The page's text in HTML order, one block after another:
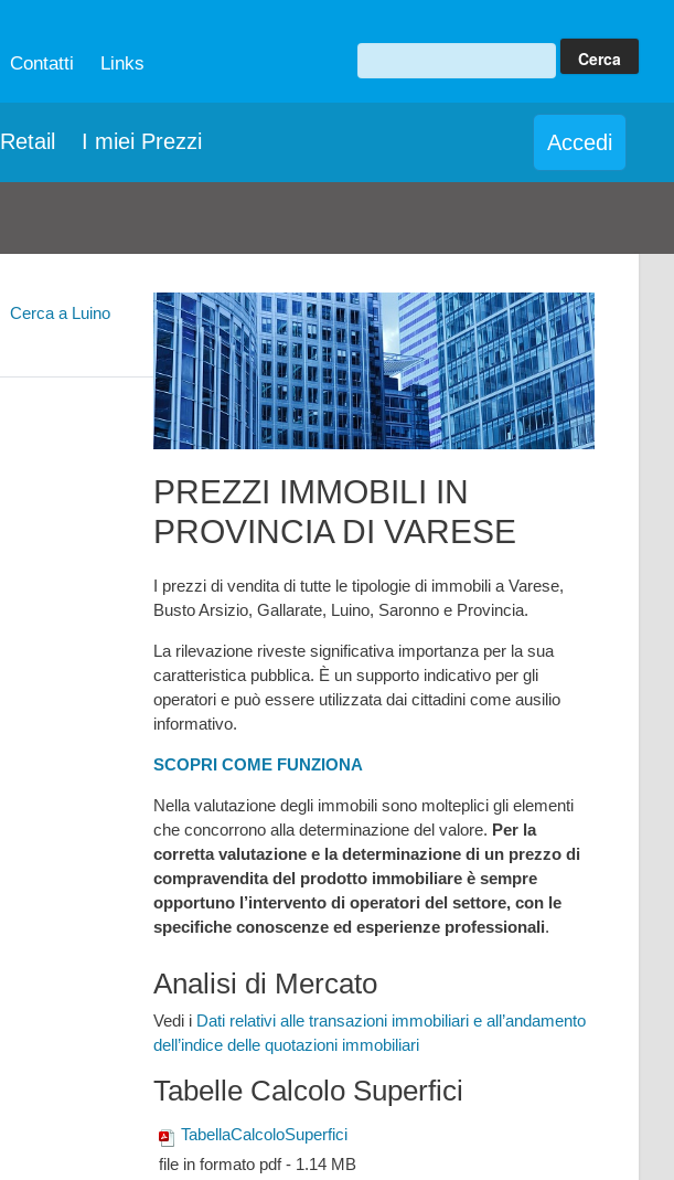
Contatti Links
Retail I miei Prezzi Accedi
Cerca a Luino
PREZZI IMMOBILI IN
PROVINCIA DI VARESE
I prezzi di vendita di tutte le tipologie di immobili a Varese,
Busto Arsizio, Gallarate, Luino, Saronno e Provincia.
La rilevazione riveste significativa importanza per la sua
caratteristica pubblica. È un supporto indicativo per gli
operatori e può essere utilizzata dai cittadini come ausilio
informativo.
SCOPRI COME FUNZIONA
Nella valutazione degli immobili sono molteplici gli elementi
che concorrono alla determinazione del valore. Per la
corretta valutazione e la determinazione di un prezzo di
compravendita del prodotto immobiliare è sempre
opportuno l’intervento di operatori del settore, con le
specifiche conoscenze ed esperienze professionali.
Analisi di Mercato
Vedi i Dati relativi alle transazioni immobiliari e all’andamento
dell’indice delle quotazioni immobiliari
Tabelle Calcolo Superfici
TabellaCalcoloSuperfici
file in formato pdf - 1.14 MB